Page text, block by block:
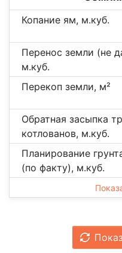
Копание ям, м.куб.
Перенос земли (не
м.куб.
Перекоп земли, м²
Обратная засыпка
котлованов, м.куб.
Планирование
(по факту), м.куб.